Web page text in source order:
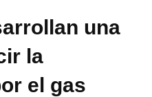
una
la
el gas